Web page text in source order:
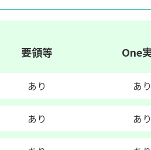
要領等 One
あり あり
あり あり